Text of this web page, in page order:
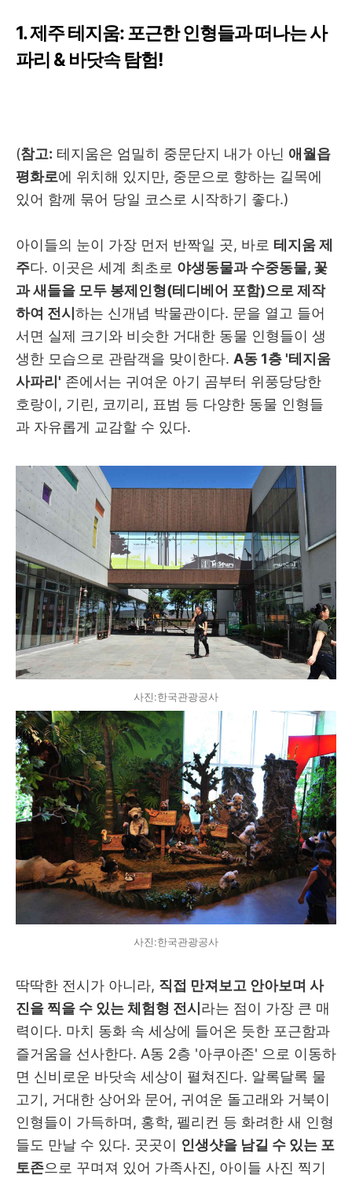
1. 제주 테지움: 포근한 인형들과 떠나는 사
파리 & 바닷속 탐험!
(참고: 테지움은 엄밀히 중문단지 내가 아닌 애월읍
평화로에 위치해 있지만, 중문으로 향하는 길목에
있어 함께 묶어 당일 코스로 시작하기 좋다.)
아이들의 눈이 가장 먼저 반짝일 곳, 바로 테지움 제
주다. 이곳은 세계 최초로 야생동물과 수중동물, 꽃
과 새들을 모두 봉제인형(테디베어 포함)으로 제작
하여 전시 하는 신개념 박물관이다. 문을 열고 들어
서면 실제 크기와 비슷한 거대한 동물 인형들이 생
생한 모습으로 관람객을 맞이한다. A동 1층 '테지움
사파리' 존에서는 귀여운 아기 곰부터 위풍당당한
호랑이, 기린, 코끼리, 표범 등 다양한 동물 인형들
과 자유롭게 교감할 수 있다.
사진:한국관광공사
사진:한국관광공사
딱딱한 전시가 아니라, 직접 만져보고 안아보며 사
진을 찍을 수 있는 체험형 전시 라는 점이 가장 큰 매
력이다. 마치 동화 속 세상에 들어온 듯한 포근함과
즐거움을 선사한다. A동 2층 '아쿠아존' 으로 이동하
면 신비로운 바닷속 세상이 펼쳐진다. 알록달록 물
고기, 거대한 상어와 문어, 귀여운 돌고래와 거북이
인형들이 가득하며, 홍학, 펠리컨 등 화려한 새 인형
들도 만날 수 있다. 곳곳이 인생샷을 남길 수 있는 포
토존으로 꾸며져 있어 가족사진, 아이들 사진 찍기